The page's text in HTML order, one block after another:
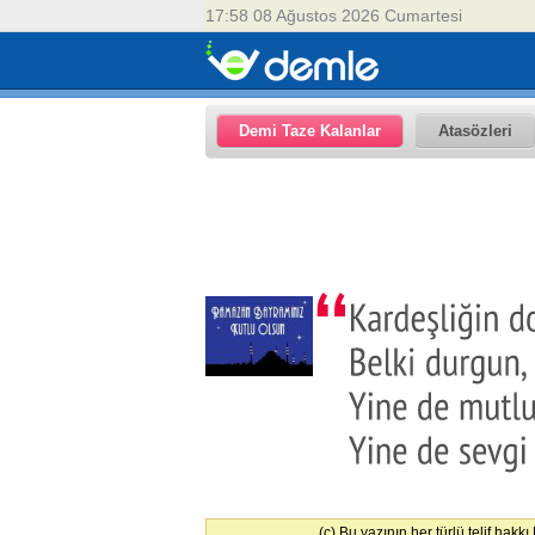
17:58 08 Ağustos 2026 Cumartesi
Demi Taze Kalanlar Atasözleri